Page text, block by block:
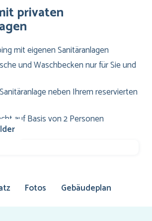
privaten
mit eigenen Sanitäranlagen
und Waschbecken nur für Sie und
neben Ihrem reservierten
auf Basis von 2 Personen
Fotos Gebäudeplan